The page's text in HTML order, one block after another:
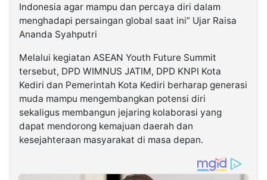
Indonesia agar mampu dan percaya diri dalam
menghadapi persaingan global saat ini” Ujar Raisa
Ananda Syahputri
Melalui kegiatan ASEAN Youth Future Summit
tersebut, DPD WIMNUS JATIM, DPD KNPI Kota
Kediri dan Pemerintah Kota Kediri berharap generasi
muda mampu mengembangkan potensi diri
sekaligus membangun jejaring kolaborasi yang
dapat mendorong kemajuan daerah dan
kesejahteraan masyarakat di masa depan.